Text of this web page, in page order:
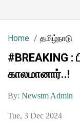
Home தமிழ்நாடு
#BREAKING :
காலமானார்..!
By: Newstm Admin
Tue, 3 Dec 2024